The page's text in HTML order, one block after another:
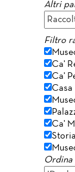
Altri
Filtro
Ca'
Ca'
Casa
Ca'
Ordina